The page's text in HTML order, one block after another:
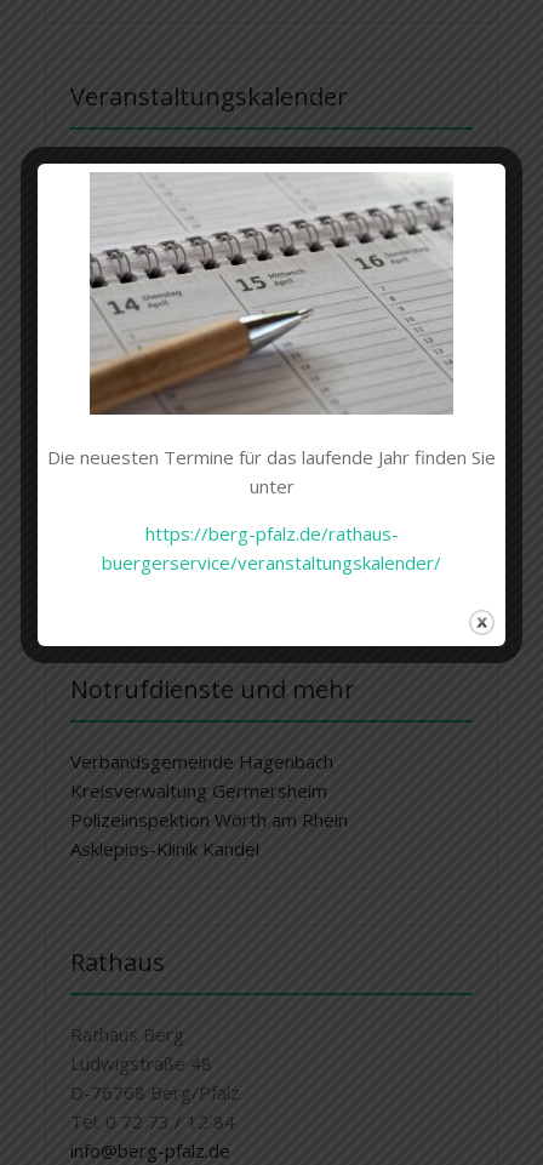
Veranstaltungskalender
ImVeranstaltungskalenderfinden Sie die
bisher bekannten Termine für das Jahr 2026.
Hochwasserkonzept
Infos zum bestehenden
der Verbandsgemeinde Hagenbach unter dem
https://www.vg-
31-buergerworkshop-
hochwasserschutzkonzept/„
Notrufdienste und mehr
Verbandsgemeinde Hagenbach
Kreisverwaltung Germersheim
Polizeiinspektion Wörth am Rhein
Asklepios-Klinik Kandel
Rathaus
Rathaus Berg
Ludwigstraße 48
D-76768 Berg/Pfalz
Tel. 0 72 73 / 12 84
info@berg-pfalz.de
Die neuesten Termine für das laufende Jahr finden Sie
unter
https://berg-pfalz.de/rathaus-
buergerservice/veranstaltungskalender/